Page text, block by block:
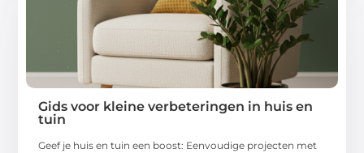
Gids voor kleine verbeteringen in huis en
tuin
Geef je huis en tuin een boost: Eenvoudige projecten met